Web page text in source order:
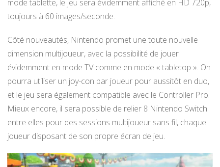
mode tablette, le jeu sera évidemment affiché en HD 720p,
toujours à 60 images/seconde.
Côté nouveautés, Nintendo promet une toute nouvelle
dimension multijoueur, avec la possibilité de jouer
évidemment en mode TV comme en mode « tabletop ». On
pourra utiliser un joy-con par joueur pour aussitôt en duo,
et le jeu sera également compatible avec le Controller Pro.
Mieux encore, il sera possible de relier 8 Nintendo Switch
entre elles pour des sessions multijoueur sans fil, chaque
joueur disposant de son propre écran de jeu.